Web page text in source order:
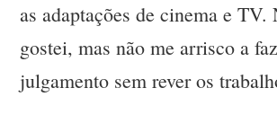
as adaptações de cinema e TV.
gostei, mas não me arrisco a
julgamento sem rever os